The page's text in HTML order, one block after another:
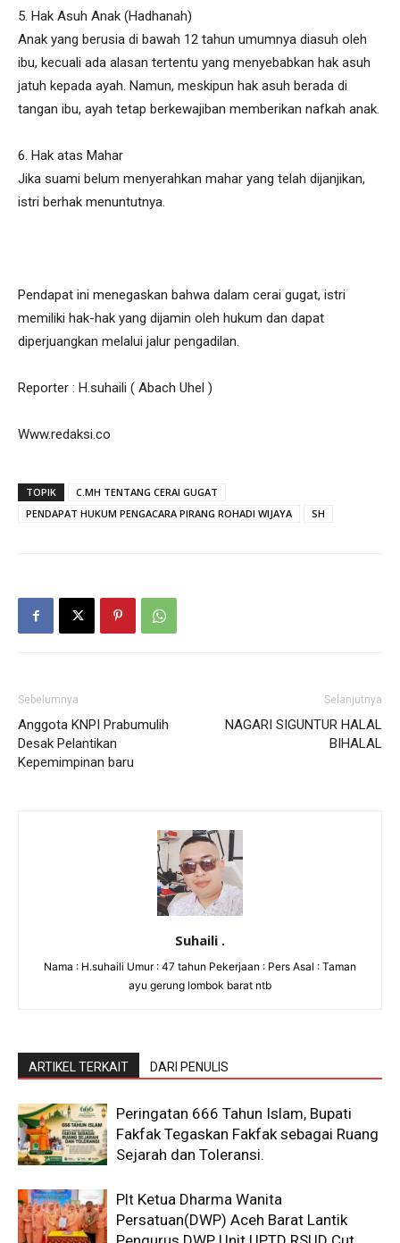
5. Hak Asuh Anak (Hadhanah)
Anak yang berusia di bawah 12 tahun umumnya diasuh oleh
ibu, kecuali ada alasan tertentu yang menyebabkan hak asuh
jatuh kepada ayah. Namun, meskipun hak asuh berada di
tangan ibu, ayah tetap berkewajiban memberikan nafkah anak.
6. Hak atas Mahar
Jika suami belum menyerahkan mahar yang telah dijanjikan,
istri berhak menuntutnya.
Pendapat ini menegaskan bahwa dalam cerai gugat, istri
memiliki hak-hak yang dijamin oleh hukum dan dapat
diperjuangkan melalui jalur pengadilan.
Reporter : H.suhaili ( Abach Uhel )
Www.redaksi.co
TOPIK
C.MH TENTANG CERAI GUGAT
PENDAPAT HUKUM PENGACARA PIRANG ROHADI WIJAYA
SH
Sebelumnya
Anggota KNPI Prabumulih
Desak Pelantikan
Kepemimpinan baru
Selanjutnya
NAGARI SIGUNTUR HALAL
BIHALAL
Suhaili .
Nama : H.suhaili Umur : 47 tahun Pekerjaan : Pers Asal : Taman
ayu gerung lombok barat ntb
ARTIKEL TERKAIT DARI PENULIS
Peringatan 666 Tahun Islam, Bupati
Fakfak Tegaskan Fakfak sebagai Ruang
Sejarah dan Toleransi.
Plt Ketua Dharma Wanita
Persatuan(DWP) Aceh Barat Lantik